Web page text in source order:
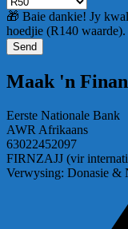
🎁 Baie dankie! Jy
hoedjie (R140 waarde).
Send
Maak 'n
Eerste Nationale Bank
AWR Afrikaans
63022452097
FIRNZAJJ (vir
Verwysing: Donasie &